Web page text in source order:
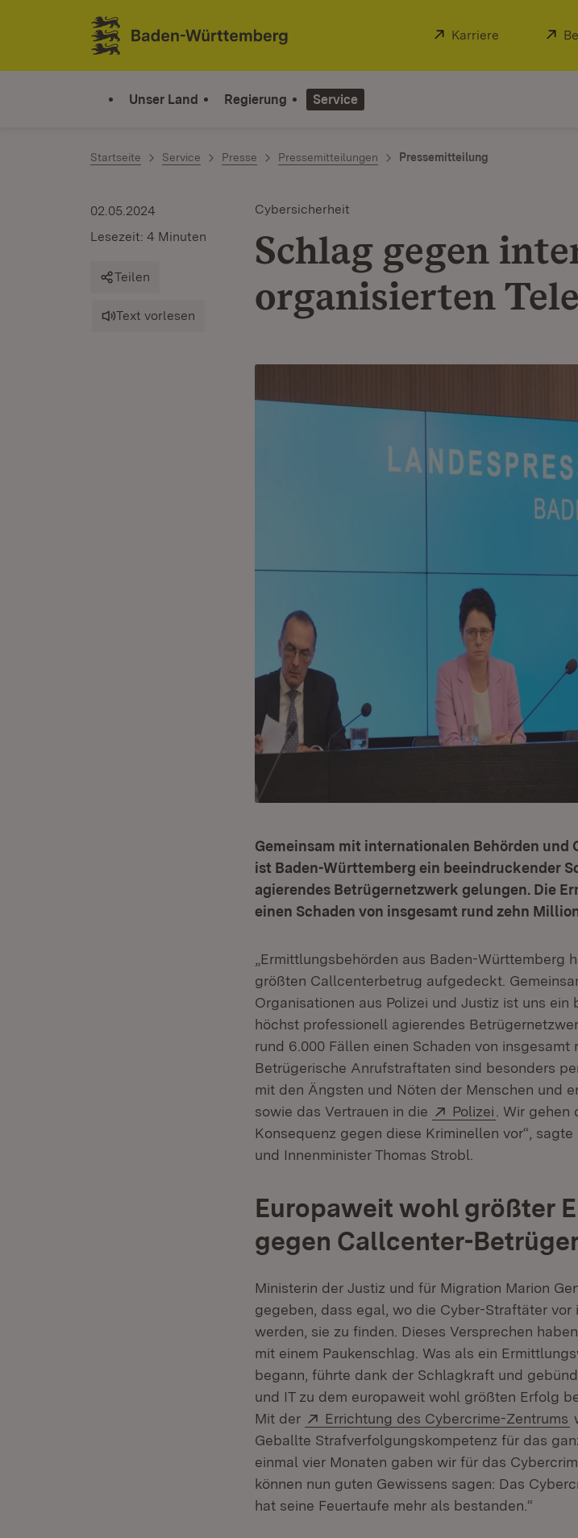
Zum Inhalt springen
Link zur Startseite
Extern:
Karriere (Öffnet in
Unser Land Regierung Service
Startseite Service Presse Pressemitteilungen Pressemitteilung
Cybersicherheit
Schlag gegen
organisierten
02.05.2024
Lesezeit: 4 Minuten
Teilen
Text vorlesen
Gemeinsam mit internationalen Behörden und
ist Baden-Württemberg ein beeindruckender
agierendes Betrügernetzwerk gelungen. Die
einen Schaden von insgesamt rund zehn
„Ermittlungsbehörden aus Baden-
größten Callcenterbetrug aufgedeckt.
Organisationen aus Polizei und Justiz ist uns
höchst professionell agierendes
rund 6.000 Fällen einen Schaden von insgesamt
Betrügerische Anrufstraftaten sind besonders
mit den Ängsten und Nöten der Menschen und
sowie das Vertrauen in die
Extern:
Polizei (Öffnet in
. Wir
Konsequenz gegen diese Kriminellen vor“,
und Innenminister Thomas Strobl.
Europaweit wohl größter
gegen Callcenter-
Ministerin der Justiz und für Migration Marion
gegeben, dass egal, wo die Cyber-Straftäter
werden, sie zu finden. Dieses Versprechen
mit einem Paukenschlag. Was als ein
begann, führte dank der Schlagkraft und
und IT zu dem europaweit wohl größten Erfolg
Mit der
Extern:
Errichtung des Cybercrime-Zentrums
Geballte Strafverfolgungskompetenz für das
einmal vier Monaten gaben wir für das
können nun guten Gewissens sagen: Das
hat seine Feuertaufe mehr als bestanden.“